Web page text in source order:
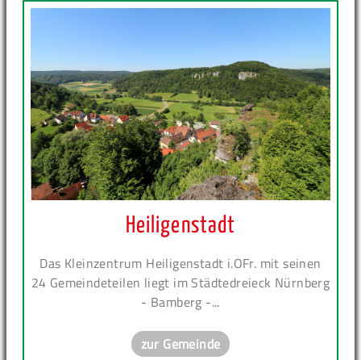
Heiligenstadt
Das Kleinzentrum Heiligenstadt i.OFr. mit seinen
24 Gemeindeteilen liegt im Städtedreieck Nürnberg
- Bamberg -...
zur Gemeinde